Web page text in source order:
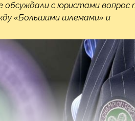
обсуждали с юристами
«Большими шлемами» и